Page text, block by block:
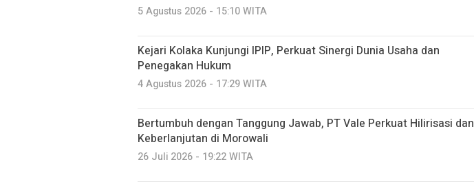
5 Agustus 2026 - 15:10 WITA
Kejari Kolaka Kunjungi IPIP, Perkuat Sinergi Dunia Usaha dan
Penegakan Hukum
4 Agustus 2026 - 17:29 WITA
Bertumbuh dengan Tanggung Jawab, PT Vale Perkuat Hilirisasi dan
Keberlanjutan di Morowali
26 Juli 2026 - 19:22 WITA